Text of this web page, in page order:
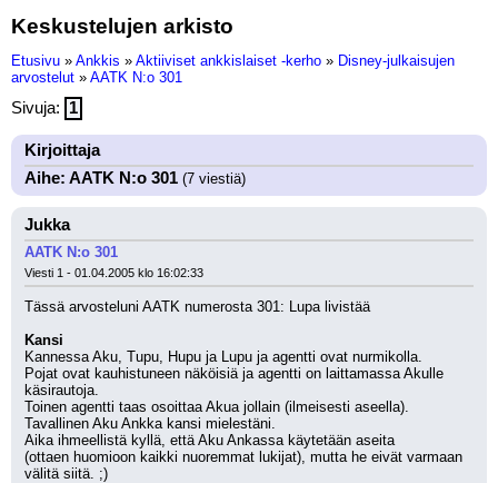
Keskustelujen arkisto
Etusivu » Ankkis » Aktiiviset ankkislaiset -kerho » Disney-julkaisujen
arvostelut » AATK N:o 301
Sivuja: 1
Kirjoittaja
Aihe: AATK N:o 301 (7 viestiä)
Jukka
AATK N:o 301
Viesti 1 - 01.04.2005 klo 16:02:33
Tässä arvosteluni AATK numerosta 301: Lupa livistää
Kansi
Kannessa Aku, Tupu, Hupu ja Lupu ja agentti ovat nurmikolla.
Pojat ovat kauhistuneen näköisiä ja agentti on laittamassa Akulle
käsirautoja.
Toinen agentti taas osoittaa Akua jollain (ilmeisesti aseella).
Tavallinen Aku Ankka kansi mielestäni.
Aika ihmeellistä kyllä, että Aku Ankassa käytetään aseita
(ottaen huomioon kaikki nuoremmat lukijat), mutta he eivät varmaan
välitä siitä. ;)